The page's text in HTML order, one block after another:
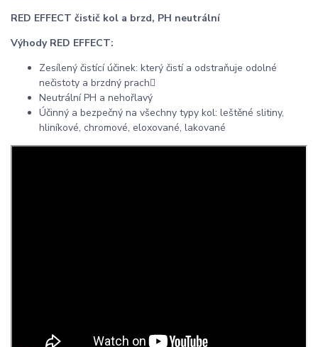
RED EFFECT čistič kol a brzd, PH neutrální
Výhody RED EFFECT:
Zesílený čistící účinek: který čistí a odstraňuje odolné
nečistoty a brzdný prach
Neutrální PH a nehořlavý
Účinný a bezpečný na všechny typy kol: leštěné slitiny,
hliníkové, chromové, eloxované, lakované